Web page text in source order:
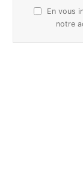
En vous
notre